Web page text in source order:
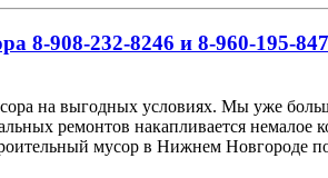
8-908-232-8246 и 8-960-195-
на выгодных условиях. Мы уже
ремонтов накапливается немалое
мусор в Нижнем Новгороде